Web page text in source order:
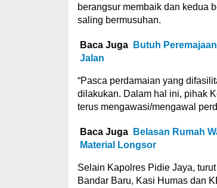
berangsur membaik dan kedua
saling bermusuhan.
Baca Juga
Butuh
Jalan
“Pasca perdamaian yang
dilakukan. Dalam hal ini, pihak
terus mengawasi/mengawal
Baca Juga
Belasan Rumah
Material Longsor
Selain Kapolres Pidie Jaya,
Bandar Baru, Kasi Humas dan